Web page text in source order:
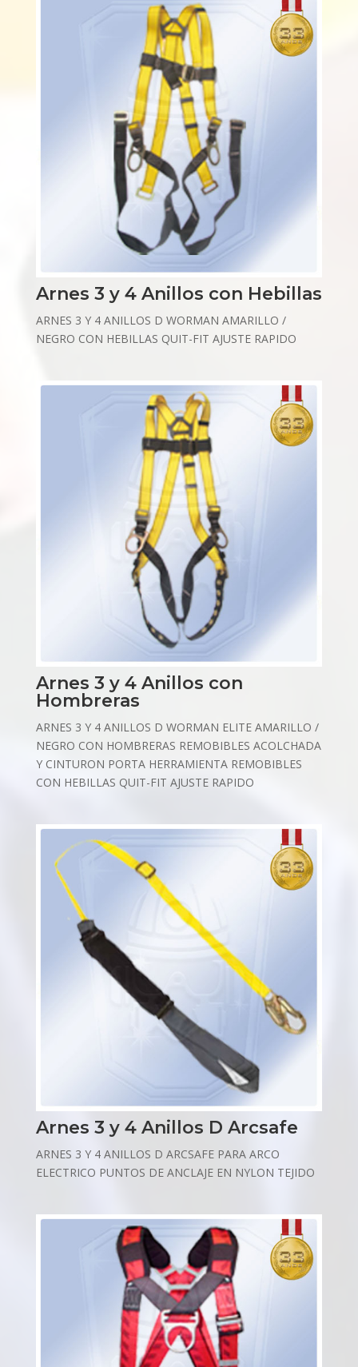
Arnes 3 y 4 Anillos con Hebillas
ARNES 3 Y 4 ANILLOS D WORMAN AMARILLO /
NEGRO CON HEBILLAS QUIT-FIT AJUSTE RAPIDO
Arnes 3 y 4 Anillos con
Hombreras
ARNES 3 Y 4 ANILLOS D WORMAN ELITE AMARILLO /
NEGRO CON HOMBRERAS REMOBIBLES ACOLCHADA
Y CINTURON PORTA HERRAMIENTA REMOBIBLES
CON HEBILLAS QUIT-FIT AJUSTE RAPIDO
Arnes 3 y 4 Anillos D Arcsafe
ARNES 3 Y 4 ANILLOS D ARCSAFE PARA ARCO
ELECTRICO PUNTOS DE ANCLAJE EN NYLON TEJIDO